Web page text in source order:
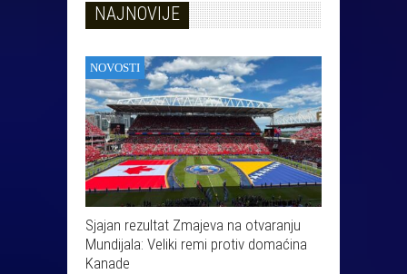
NAJNOVIJE
NOVOSTI
Sjajan rezultat Zmajeva na otvaranju
Mundijala: Veliki remi protiv domaćina
Kanade